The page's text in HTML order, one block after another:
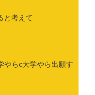
と考えて
やらc大学やら出願す